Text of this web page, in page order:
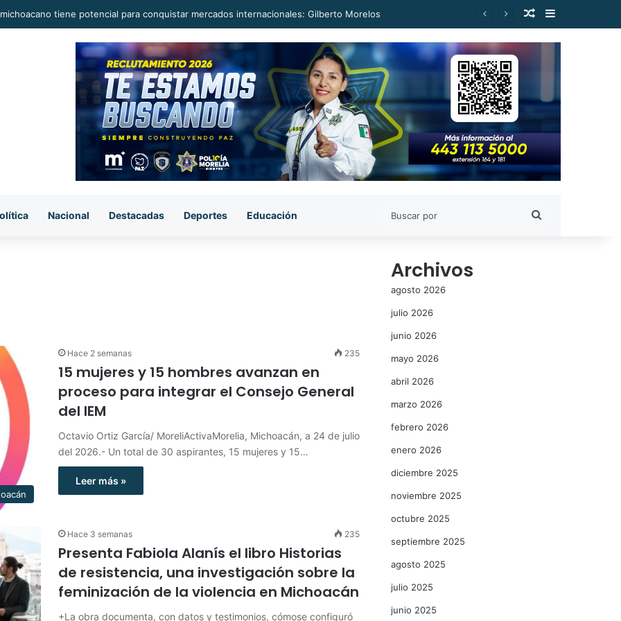
en la carretera Huetamo-Ziritzícuaro; conductor la abandona Publicación al
Barra lateral
Nacional Destacadas Deportes Educación
Hace 2 semanas 235
15 mujeres y 15 hombres avanzan en
proceso para integrar el Consejo General
del IEM
Octavio Ortiz García/ MoreliActivaMorelia, Michoacán, a 24 de julio
del 2026.- Un total de 30 aspirantes, 15 mujeres y 15…
Leer más »
Hace 3 semanas 235
Presenta Fabiola Alanís el libro Historias
de resistencia, una investigación sobre la
feminización de la violencia en Michoacán
+La obra documenta, con datos y testimonios, cómose configuró
Archivos
agosto 2026
julio 2026
junio 2026
mayo 2026
abril 2026
marzo 2026
febrero 2026
enero 2026
diciembre 2025
noviembre 2025
octubre 2025
septiembre 2025
agosto 2025
julio 2025
junio 2025